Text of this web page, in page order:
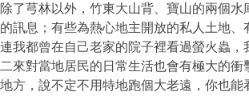
了芎林以外，竹東大山背、寶山的兩個
訊息；有些為熱心地主開放的私人土地
我都曾在自己老家的院子裡看過螢火蟲
來對當地居民的日常生活也會有極大的
方，說不定不用特地跑個大老遠，你也能